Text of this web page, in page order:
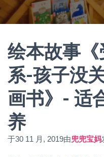
绘本故事
系-孩子没
画书》- 适
养
于30 11 月, 2019由兜兜宝妈